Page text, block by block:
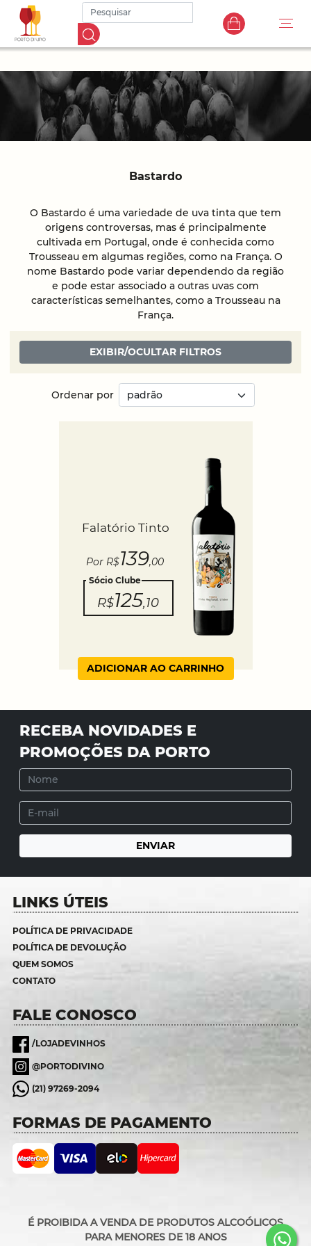
Bastardo
O Bastardo é uma variedade de uva tinta que tem
origens controversas, mas é principalmente
cultivada em Portugal, onde é conhecida como
Trousseau em algumas regiões, como na França. O
nome Bastardo pode variar dependendo da região
e pode estar associado a outras uvas com
características semelhantes, como a Trousseau na
França.
EXIBIR/OCULTAR FILTROS
Ordenar por
Falatório Tinto
Por R$139,00
Sócio Clube
R$125,10
ADICIONAR AO CARRINHO
RECEBA NOVIDADES E
PROMOÇÕES DA PORTO
LINKS ÚTEIS
POLÍTICA DE PRIVACIDADE
POLÍTICA DE DEVOLUÇÃO
QUEM SOMOS
CONTATO
FALE CONOSCO
/LOJADEVINHOS
@PORTODIVINO
(21) 97269-2094
FORMAS DE PAGAMENTO
É PROIBIDA A VENDA DE PRODUTOS ALCOÓLICOS
PARA MENORES DE 18 ANOS